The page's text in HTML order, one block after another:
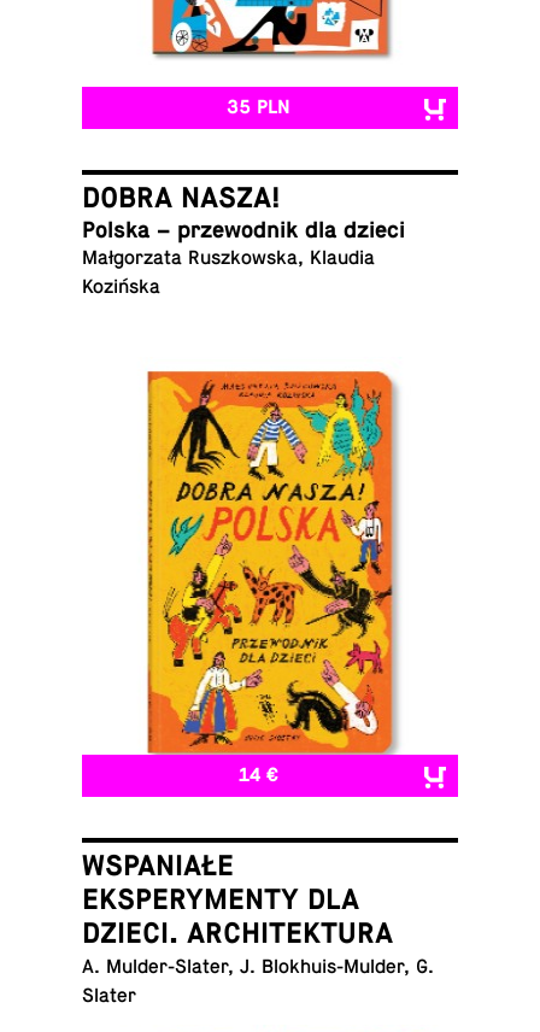
35 PLN
DOBRA NASZA!
Polska – prze­wod­nik dla dzieci
Małgorzata Ruszkowska, Klaudia
Kozińska
14 €
WSPANIAŁE
EKSPERYMENTY DLA
DZIECI. ARCHITEKTURA
A. Mul­der-Slater, J. Blokhuis-Mul­der, G.
Slater